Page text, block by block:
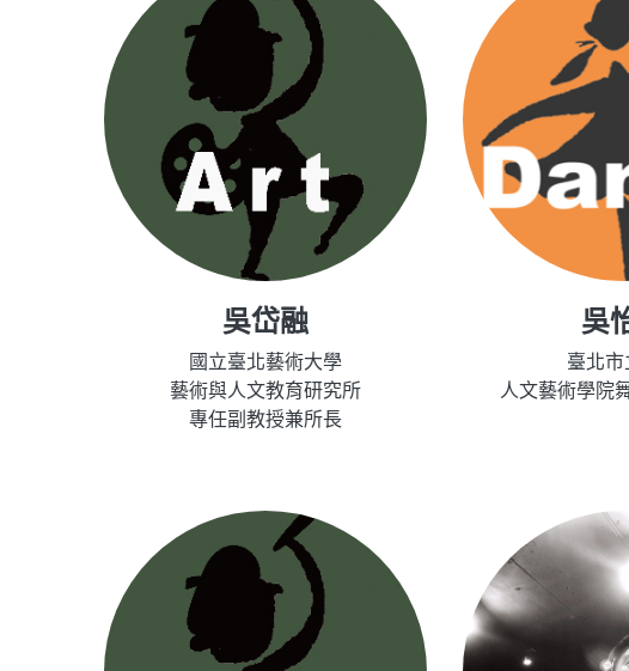
吳岱融
國立臺北藝術大學
藝術與人文教育研究所
專任副教授兼所長
吳
臺北
人文藝術學院